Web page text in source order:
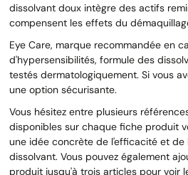
dissolvant doux intègre des actifs
compensent les effets du
Eye Care, marque recommandée en
d'hypersensibilités, formule des
testés dermatologiquement. Si vous
une option sécurisante.
Vous hésitez entre plusieurs
disponibles sur chaque fiche produit
une idée concrète de l'efficacité et
dissolvant. Vous pouvez également
produit jusqu'à trois articles pour voir